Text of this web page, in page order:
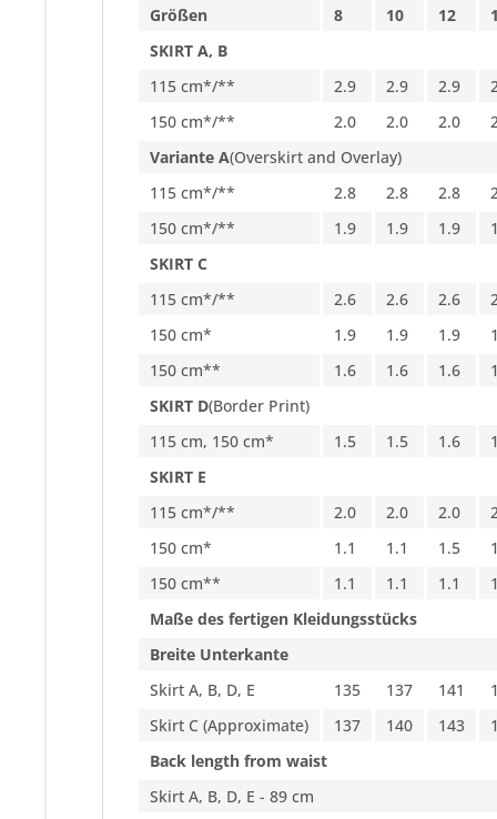
Größen
8 10 12
SKIRT A, B
115 cm*/**
2.9 2.9 2.9
150 cm*/**
2.0 2.0 2.0
Variante A(Overskirt and Overlay)
115 cm*/**
2.8 2.8 2.8
150 cm*/**
1.9 1.9 1.9
SKIRT C
115 cm*/**
2.6 2.6 2.6
150 cm*
1.9 1.9 1.9
150 cm**
1.6 1.6 1.6
SKIRT D(Border Print)
115 cm, 150 cm*
1.5 1.5 1.6
SKIRT E
115 cm*/**
2.0 2.0 2.0
150 cm*
1.1 1.1 1.5
150 cm**
1.1 1.1 1.1
Maße des fertigen Kleidungsstücks
Breite Unterkante
Skirt A, B, D, E
135 137 141
Skirt C (Approximate)
137 140 143
Back length from waist
Skirt A, B, D, E - 89 cm